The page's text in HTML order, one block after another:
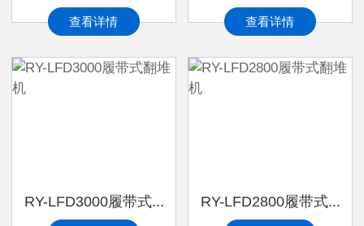
查看详情 查看详情
RY-LFD3000履带式... RY-LFD2800履带式...